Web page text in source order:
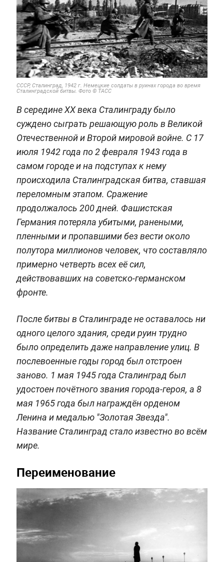
CCCР, Сталинград, 1942 г. Немецкие солдаты в руинах города во время
Сталинградской битвы. Фото © ТАСС
В середине XX века Сталинграду было
суждено сыграть решающую роль в Великой
Отечественной и Второй мировой войне. C 17
июля 1942 года по 2 февраля 1943 года в
самом городе и на подступах к нему
происходила Сталинградская битва, ставшая
переломным этапом. Сражение
продолжалось 200 дней. Фашистская
Германия потеряла убитыми, ранеными,
пленными и пропавшими без вести около
полутора миллионов человек, что составляло
примерно четверть всех её сил,
действовавших на советско-германском
фронте.
После битвы в Сталинграде не оставалось ни
одного целого здания, среди руин трудно
было определить даже направление улиц. В
послевоенные годы город был отстроен
заново. 1 мая 1945 года Сталинград был
удостоен почётного звания города-героя, а 8
мая 1965 года был награждён орденом
Ленина и медалью "Золотая Звезда".
Название Сталинград стало известно во всём
мире.
Переименование